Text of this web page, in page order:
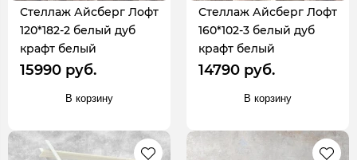
Стеллаж Айсберг Лофт
120*182-2 белый дуб
крафт белый
15990 руб.
В корзину
Стеллаж Айсберг Лофт
160*102-3 белый дуб
крафт белый
14790 руб.
В корзину